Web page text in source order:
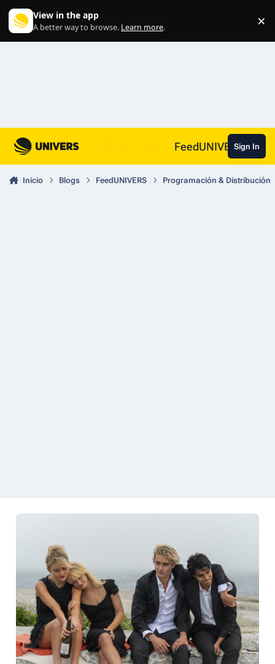
View in the app
A better way to browse. Learn more. ×
FeedUNIVERSSign In
Inicio Blogs FeedUNIVERS Programación & Distribución